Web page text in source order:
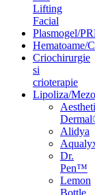
Lifting
Facial
Plasmogel/
Hematoame/
Criochirurgie
si
crioterapie
Lipoliza/
Alidya
Dr.
Pen™
Lemon